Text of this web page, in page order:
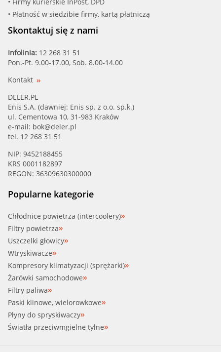
• Płatność w siedzibie firmy, kartą płatniczą
Skontaktuj się z nami
Infolinia: 12 268 31 51
Pon.-Pt. 9.00-17.00, Sob. 8.00-14.00
Kontakt
DELER.PL
Enis S.A. (dawniej: Enis sp. z o.o. sp.k.)
ul. Cementowa 10, 31-983 Kraków
e-mail: bok@deler.pl
tel. 12 268 31 51
NIP: 9452188455
KRS 0001182897
REGON: 36309630300000
Popularne kategorie
Chłodnice powietrza (intercoolery)
Filtry powietrza
Uszczelki głowicy
Wtryskiwacze
Kompresory klimatyzacji (sprężarki)
Żarówki samochodowe
Filtry paliwa
Paski klinowe, wielorowkowe
Płyny do spryskiwaczy
Światła przeciwmgielne tylne